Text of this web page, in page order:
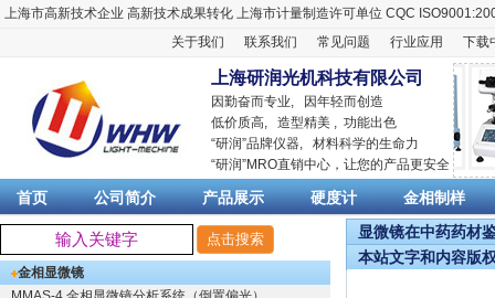
上海市高新技术企业 高新技术成果转化 上海市计量制造许可单位 CQC
关于我们
联系我们 常见问题 行业应用 下载
上海研润光机科技有限公司
因勤奋而专业, 因年轻而创造
低价质高, 造型精美 , 功能出色
“研润”品牌仪器, 材料科学的生命力
“研润”MRO直销中心，让您的产品更安全
首页 公司简介 产品展示 硬度计 金相制样
金相显微镜
显微镜在中药药材
本站文字和内容版